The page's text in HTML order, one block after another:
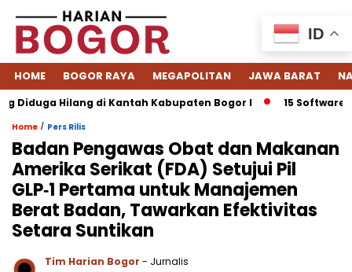
HOME BOGOR RAYA MEGAPOLITAN JAWA BARAT
Hilang di Kantah Kabupaten Bogor I 15 Software
Home / Pers Rilis
Badan Pengawas Obat dan Makanan
Amerika Serikat (FDA) Setujui Pil
GLP‑1 Pertama untuk Manajemen
Berat Badan, Tawarkan Efektivitas
Setara Suntikan
Tim Harian Bogor - Jurnalis
ID